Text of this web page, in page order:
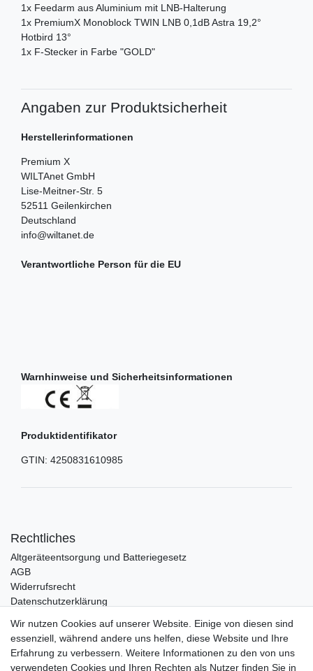
1x Feedarm aus Aluminium mit LNB-Halterung
1x PremiumX Monoblock TWIN LNB 0,1dB Astra 19,2°
Hotbird 13°
1x F-Stecker in Farbe "GOLD"
Angaben zur Produktsicherheit
Herstellerinformationen
Premium X
WILTAnet GmbH
Lise-Meitner-Str. 5
52511 Geilenkirchen
Deutschland
info@wiltanet.de
Verantwortliche Person für die EU
Warnhinweise und Sicherheitsinformationen
Produktidentifikator
GTIN: 4250831610985
Rechtliches
Altgeräteentsorgung und Batteriegesetz
AGB
Widerrufsrecht
Datenschutzerklärung
Impressum
Service
Wir nutzen Cookies auf unserer Website. Einige von diesen sind
essenziell, während andere uns helfen, diese Website und Ihre
Erfahrung zu verbessern. Weitere Informationen zu den von uns
verwendeten Cookies und Ihren Rechten als Nutzer finden Sie in